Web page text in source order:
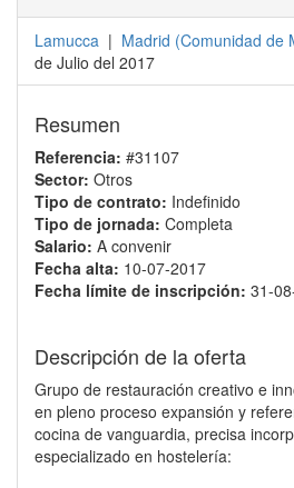
Lamucca | Madrid (Comunidad de
de Julio del 2017
Resumen
Referencia: #31107
Sector: Otros
Tipo de contrato: Indefinido
Tipo de jornada: Completa
Salario: A convenir
Fecha alta: 10-07-2017
Fecha límite de inscripción: 31-
Descripción de la oferta
Grupo de restauración creativo e
en pleno proceso expansión y
cocina de vanguardia, precisa
especializado en hostelería: